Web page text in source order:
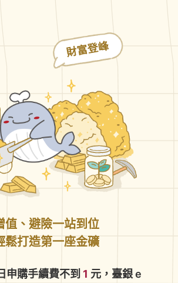
財富登峰
值、避險一站到位
鬆打造第一座金礦
申購手續費不到 1 元，臺銀 e